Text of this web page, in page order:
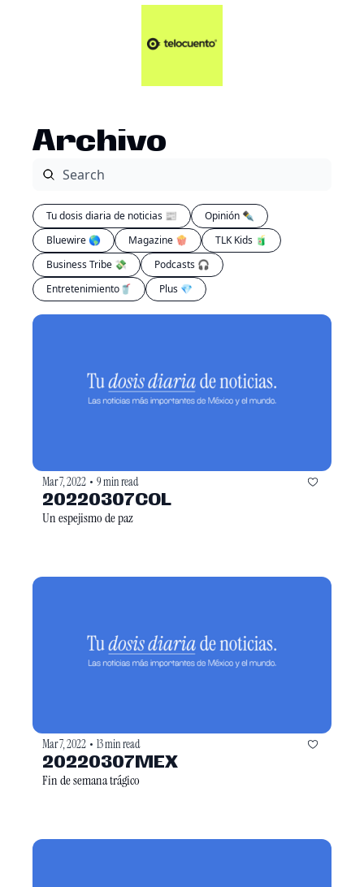
Artículos 📑
Plus 💎
Archivo
Tu dosis diaria de noticias 📰
Opinión ✒️
Bluewire 🌎
Magazine 🍿
TLK Kids 🧃
Business Tribe 💸
Podcasts 🎧
Entretenimiento🥤
Plus 💎
Mar 7, 2022 • 9 min read
20220307COL
Un espejismo de paz
Mar 7, 2022 • 13 min read
20220307MEX
Fin de semana trágico